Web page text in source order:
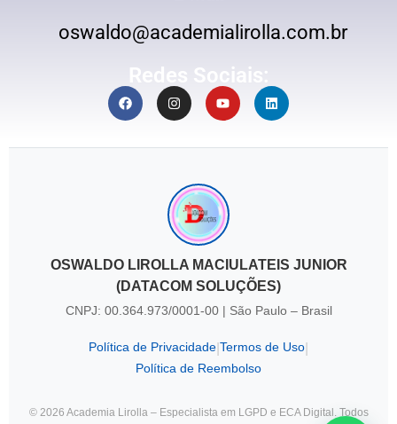
oswaldo@academialirolla.com.br
Redes Sociais:
OSWALDO LIROLLA MACIULATEIS JUNIOR
(DATACOM SOLUÇÕES)
CNPJ: 00.364.973/0001-00 | São Paulo – Brasil
Política de Privacidade Termos de Uso
Política de Reembolso
© 2026 Academia Lirolla – Especialista em LGPD e ECA Digital. Todos